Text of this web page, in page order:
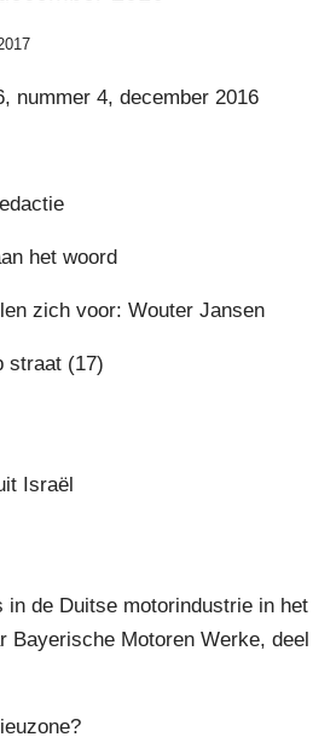
nummer 4, december 2016
het woord
zich voor: Wouter Jansen
op straat (17)
uit Israël
in de Duitse motorindustrie in het
Bayerische Motoren Werke, deel
milieuzone?